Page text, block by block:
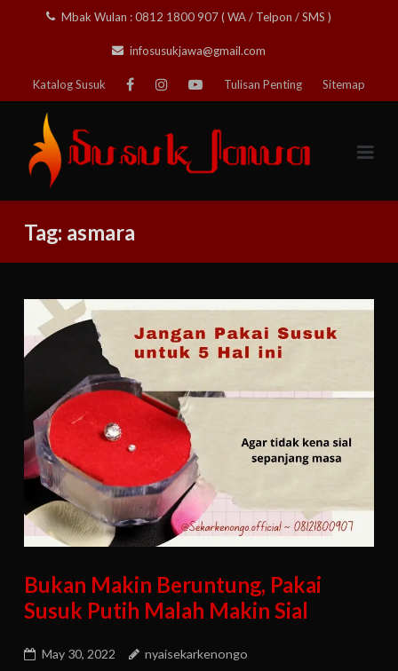
Mbak Wulan : 0812 1800 907 ( WA / Telpon / SMS )
infosusukjawa@gmail.com
Katalog Susuk Tulisan Penting Sitemap
Tag: asmara
Bukan Makin Beruntung, Pakai
Susuk Putih Malah Makin Sial
May 30, 2022 nyaisekarkenongo